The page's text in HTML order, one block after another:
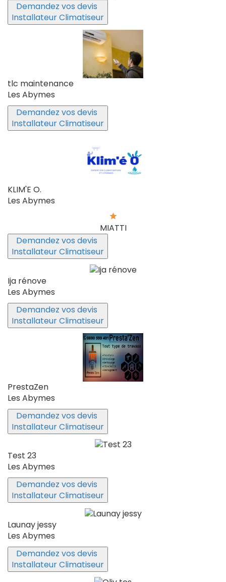
Demandez vos devis
Installateur Climatiseur
tlc maintenance
Les Abymes
Demandez vos devis
Installateur Climatiseur
KLIM'E O.
Les Abymes
MIATTI
Demandez vos devis
Installateur Climatiseur
Ija rénove
Les Abymes
Demandez vos devis
Installateur Climatiseur
PrestaZen
Les Abymes
Demandez vos devis
Installateur Climatiseur
Test 23
Les Abymes
Demandez vos devis
Installateur Climatiseur
Launay jessy
Les Abymes
Demandez vos devis
Installateur Climatiseur